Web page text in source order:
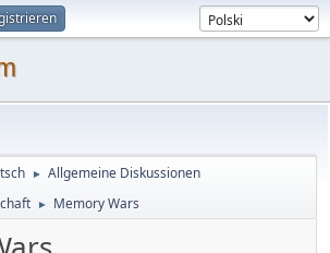
► Allgemeine Diskussionen
► Memory Wars